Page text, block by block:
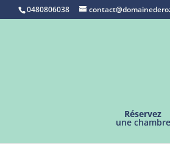
0480806038
Réservez
une chambre